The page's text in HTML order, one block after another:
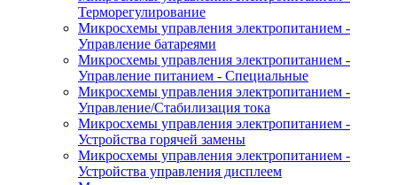
Терморегулирование
Микросхемы управления электропитанием -
Управление батареями
Микросхемы управления электропитанием -
Управление питанием - Специальные
Микросхемы управления электропитанием -
Управление/Стабилизация тока
Микросхемы управления электропитанием -
Устройства горячей замены
Микросхемы управления электропитанием -
Устройства управления дисплеем